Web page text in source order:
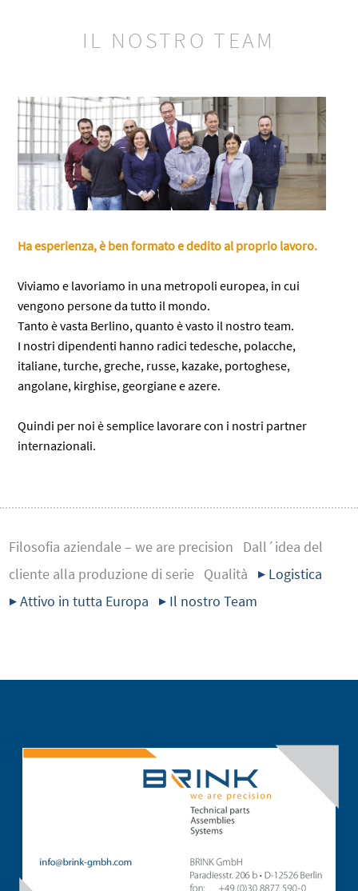
IL NOSTRO TEAM
Ha esperienza, è ben formato e dedito al proprio lavoro.
Viviamo e lavoriamo in una metropoli europea, in cui
vengono persone da tutto il mondo.
Tanto è vasta Berlino, quanto è vasto il nostro team.
I nostri dipendenti hanno radici tedesche, polacche,
italiane, turche, greche, russe, kazake, portoghese,
angolane, kirghise, georgiane e azere.
Quindi per noi è semplice lavorare con i nostri partner
internazionali.
Filosofia aziendale – we are precision
Dall´idea del
cliente alla produzione di serie Qualità
▶ Logistica
▶ Attivo in tutta Europa
▶ Il nostro Team